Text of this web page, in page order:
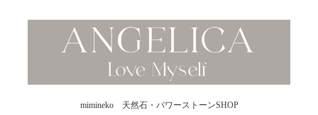
mimineko 天然石・パワーストーンSHOP